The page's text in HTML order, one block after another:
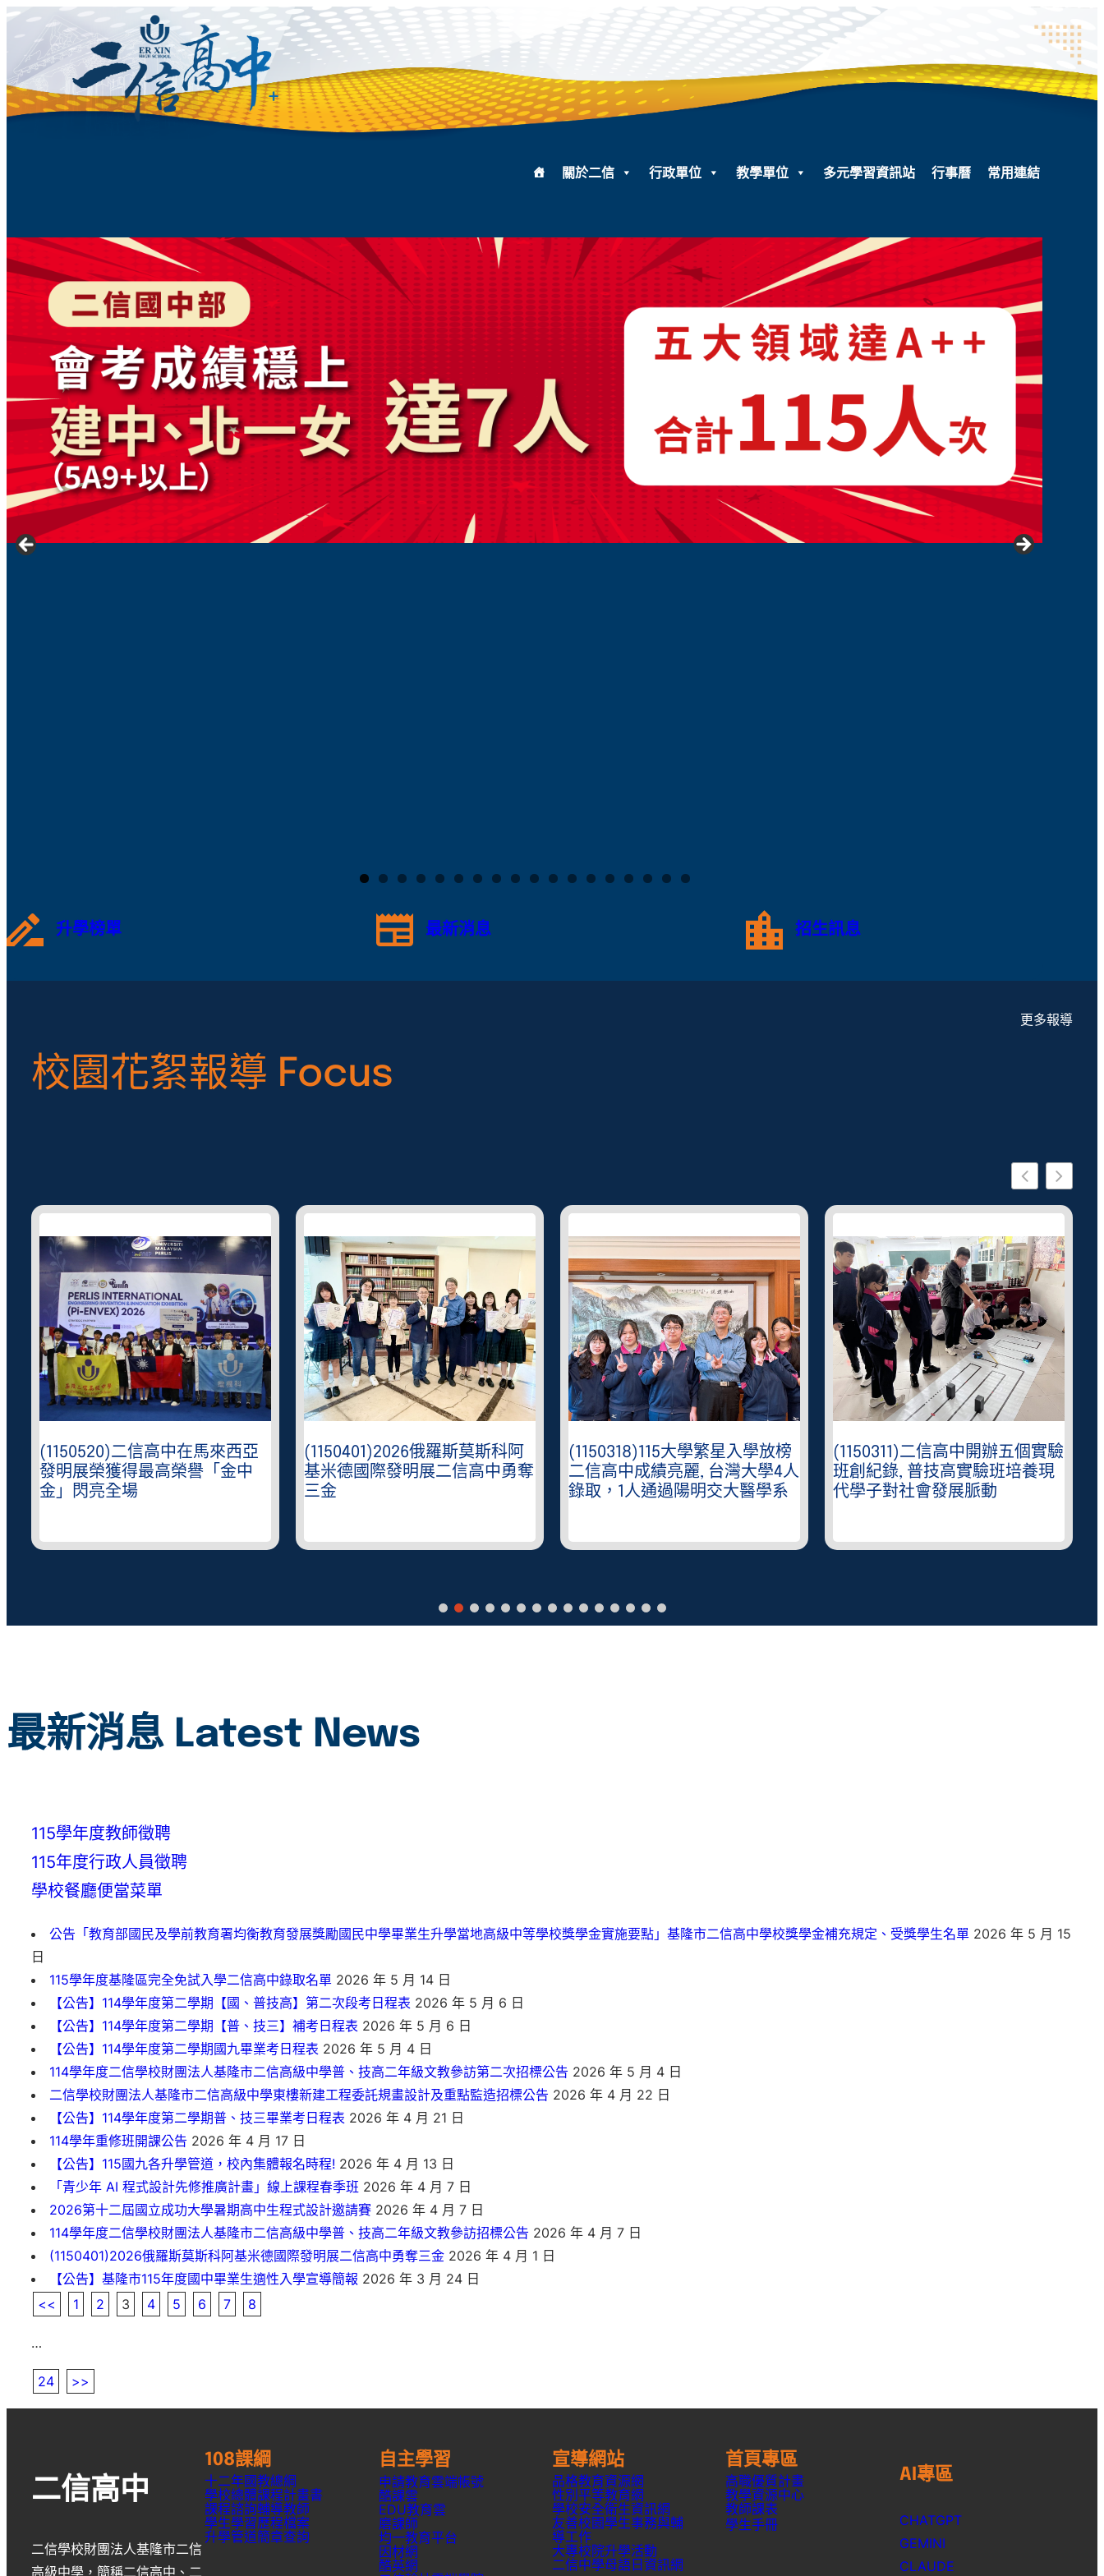
跳
要
內
關於二信 行政單位 教學單位 多元學習資訊站 行事曆 常用連結
升學榜單 最新消息 招生訊息
校園花絮報導 Focus
更多報導
(1150520)二信高中在馬來西亞
發明展榮獲得最高榮譽「金中
金」閃亮全場
(1150401)2026俄羅斯莫斯科阿
基米德國際發明展二信高中勇奪
三金
(1150318)115大學繁星入學放榜
二信高中成績亮麗, 台灣大學4人
錄取，1人通過陽明交大醫學系
(1150311)二信高中開辦五個實驗
班創紀錄, 普技高實驗班培養現
代學子對社會發展脈動
最新消息 Latest News
115學年度教師徵聘
115年度行政人員徵聘
學校餐廳便當菜單
公告「教育部國民及學前教育署均衡教育發展獎勵國民中學畢業生升學當地高級中等學校獎學金實施要點」基隆市二信高中學校獎學金補充規定、受獎學生名單 2026 年 5 月 15
日
115學年度基隆區完全免試入學二信高中錄取名單 2026 年 5 月 14 日
【公告】114學年度第二學期【國、普技高】第二次段考日程表 2026 年 5 月 6 日
【公告】114學年度第二學期【普、技三】補考日程表 2026 年 5 月 6 日
【公告】114學年度第二學期國九畢業考日程表 2026 年 5 月 4 日
114學年度二信學校財團法人基隆市二信高級中學普、技高二年級文教參訪第二次招標公告 2026 年 5 月 4 日
二信學校財團法人基隆市二信高級中學東樓新建工程委託規畫設計及重點監造招標公告 2026 年 4 月 22 日
【公告】114學年度第二學期普、技三畢業考日程表 2026 年 4 月 21 日
114學年重修班開課公告 2026 年 4 月 17 日
【公告】115國九各升學管道，校內集體報名時程! 2026 年 4 月 13 日
「青少年 AI 程式設計先修推廣計畫」線上課程春季班 2026 年 4 月 7 日
2026第十二屆國立成功大學暑期高中生程式設計邀請賽 2026 年 4 月 7 日
114學年度二信學校財團法人基隆市二信高級中學普、技高二年級文教參訪招標公告 2026 年 4 月 7 日
(1150401)2026俄羅斯莫斯科阿基米德國際發明展二信高中勇奪三金 2026 年 4 月 1 日
【公告】基隆市115年度國中畢業生適性入學宣導簡報 2026 年 3 月 24 日
<<
1 2 3 4 5 6 7 8
…
24 >>
二信高中
二信學校財團法人基隆市二信
高級中學 ，簡稱二信高中 、 二
108課綱
十二年國教總綱
學校總體課程計畫書
課程諮詢輔導教師
學生學習歷程檔案
升學管道簡章查詢
自主學習
申請教育雲端帳號
酷課雲
EDU教育雲
磨課師
均一教育平台
因材網
酷英網
宣導網站
品格教育資源網
性別平等教育網
學校安全衛生資訊網
友善校園學生事務與輔
導工作
大專校院升學活動
二信中學母語日資訊網
首頁專區
高職優質計畫
教學資源中心
教師課表
學生手冊
AI專區
CHATGPT
GEMINI
CLAUDE